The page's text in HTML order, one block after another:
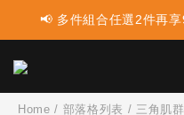
📢 蛋白點心新
📢 多件組合任選2件再
📢 使用LINE購物消費
Home / 部落格列表 / 三角肌